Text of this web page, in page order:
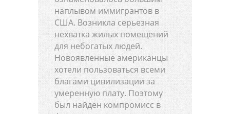
наплывом иммигрантов в
США. Возникла серьезная
нехватка жилых помещений
для небогатых людей.
Новоявленные американцы
хотели пользоваться всеми
благами цивилизации за
умеренную плату. Поэтому
был найден компромисс в